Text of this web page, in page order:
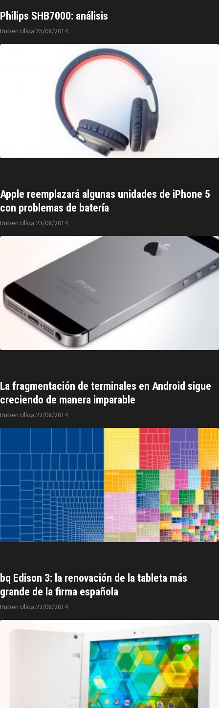
Philips SHB7000: análisis
Ruben Ulloa 25/08/2014
Apple reemplazará algunas unidades de iPhone 5
con problemas de batería
Ruben Ulloa 23/08/2014
La fragmentación de terminales en Android sigue
creciendo de manera imparable
Ruben Ulloa 22/08/2014
bq Edison 3: la renovación de la tableta más
grande de la firma española
Ruben Ulloa 22/08/2014